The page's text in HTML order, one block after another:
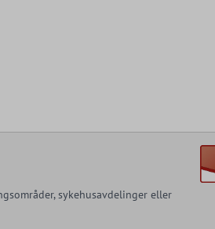
sykehusavdelinger eller